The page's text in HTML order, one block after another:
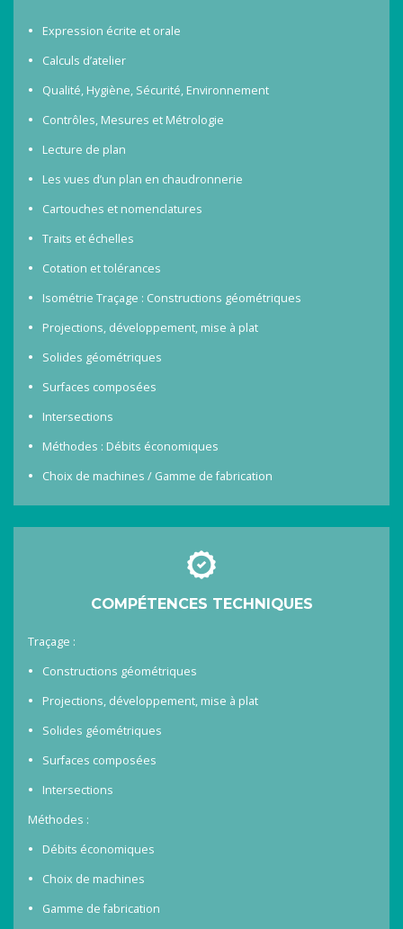
Expression écrite et orale
Calculs d’atelier
Qualité, Hygiène, Sécurité, Environnement
Contrôles, Mesures et Métrologie
Lecture de plan
Les vues d’un plan en chaudronnerie
Cartouches et nomenclatures
Traits et échelles
Cotation et tolérances
Isométrie Traçage : Constructions géométriques
Projections, développement, mise à plat
Solides géométriques
Surfaces composées
Intersections
Méthodes : Débits économiques
Choix de machines / Gamme de fabrication
COMPÉTENCES TECHNIQUES
Traçage :
Constructions géométriques
Projections, développement, mise à plat
Solides géométriques
Surfaces composées
Intersections
Méthodes :
Débits économiques
Choix de machines
Gamme de fabrication